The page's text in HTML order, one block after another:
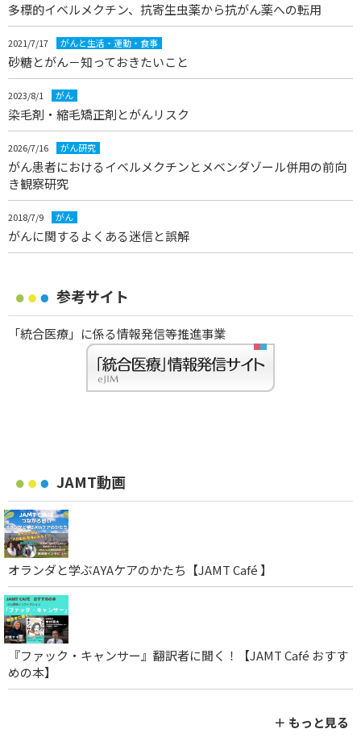
多標的イベルメクチン、抗寄生虫薬から抗がん薬への転用
2021/7/17 がんと生活・運動・食事
砂糖とがん－知っておきたいこと
2023/8/1 がん
染毛剤・縮毛矯正剤とがんリスク
2026/7/16 がん研究
がん患者におけるイベルメクチンとメベンダゾール併用の前向
き観察研究
2018/7/9 がん
がんに関するよくある迷信と誤解
参考サイト
「統合医療」に係る情報発信等推進事業
JAMT動画
オランダと学ぶAYAケアのかたち【JAMT Café 】
『ファック・キャンサー』翻訳者に聞く！【JAMT Café おすす
めの本】
＋ もっと見る